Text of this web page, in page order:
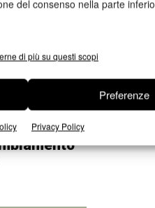
del consenso nella parte
di più su questi scopi
Preferenze
Privacy Policy
tante novità che